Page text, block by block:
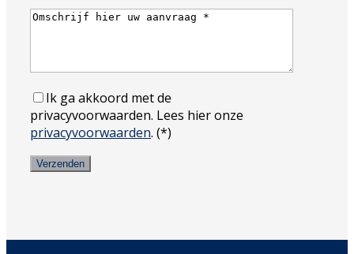
Ik ga akkoord met de
privacyvoorwaarden. Lees hier onze
privacyvoorwaarden. (*)